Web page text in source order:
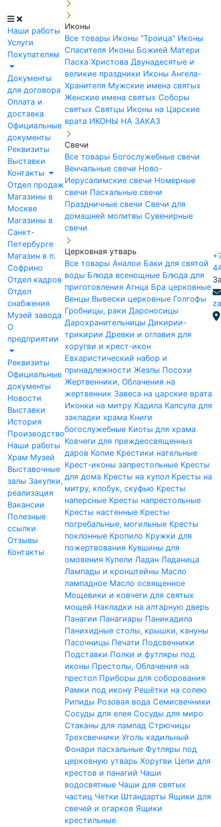
Наши работы
Услуги
Покупателям
Документы
для договора
Оплата и
доставка
Официальные
документы
Реквизиты
Выставки
Контакты
Отдел продаж
Магазины в
Москве
Магазины в
Санкт-
Петербурге
Магазин в п.
Софрино
Отдел кадров
Отдел
снабжения
Музей завода
О
предприятии
Реквизиты
Официальные
документы
Новости
Выставки
История
Производство
Наши работы
Храм Музей
Выставочные
залы Закупки,
реализация
Вакансии
Полезные
ссылки
Отзывы
Контакты
Иконы
Все товары Иконы "Троица" Иконы
Спасителя Иконы Божией Матери
Пасха Христова Двунадесятые и
великие праздники Иконы Ангела-
Хранителя Мужские имена святых
Женские имена святых Соборы
святых Святцы Иконы на Царские
врата ИКОНЫ НА ЗАКАЗ
Свечи
Все товары Богослужебные свечи
Венчальные свечи Ново-
Иерусалимские свечи Номерные
свечи Пасхальные свечи
Праздничные свечи Свечи для
домашней молитвы Сувенирные
свечи
Церковная утварь
Все товары Аналои Баки для святой
воды Блюда всенощные Блюда для
приготовления Агнца Бра церковные
Венцы Вывески церковные Голгофы
Гробницы, раки Дароносицы
Дарохранительницы Дикирии-
трикирии Древки и оглавия для
хоругви и крест-икон
Евхаристический набор и
принадлежности Жезлы Посохи
Жертвенники, Облачения на
жертвенник Завеса на царские врата
Иконки на митру Кадила Капсула для
закладки храма Книги
богослужебные Киоты для храма
Ковчеги для преждеосвященных
даров Копие Крестики нательные
Крест-иконы запрестольные Кресты
для дома Кресты на купол Кресты на
митру, клобук, скуфью Кресты
наперсные Кресты напрестольные
Кресты настенные Кресты
погребальные, могильные Кресты
поклонные Кропило Кружки для
пожертвования Кувшины для
омовения Купели Ладан Ладаница
Лампады и кронштейны Масло
лампадное Масло освященное
Мощевики и ковчеги для святых
мощей Накладки на алтарную дверь
Панагии Панагиары Паникадила
Панихидные столы, крышки, кануны
Пасочницы Печати Подсвечники
Подставки Полки и футляры под
иконы Престолы, Облачения на
престол Приборы для соборования
Рамки под икону Решётки на солею
Рипиды Розовая вода Семисвечники
Сосуды для елея Сосуды для миро
Стаканы для лампад Стрючицы
Трехсвечники Уголь кадильный
Фонари пасхальные Футляры под
церковную утварь Хоругви Цепи для
крестов и панагий Чаши
водосвятные Чаши для святых
частиц Четки Штандарты Ящики для
свечей и огарков Ящики
крестильные